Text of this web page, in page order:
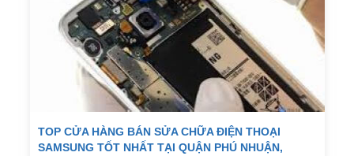
TOP CỬA HÀNG BÁN SỬA CHỮA ĐIỆN THOẠI
SAMSUNG TỐT NHẤT TẠI QUẬN PHÚ NHUẬN,